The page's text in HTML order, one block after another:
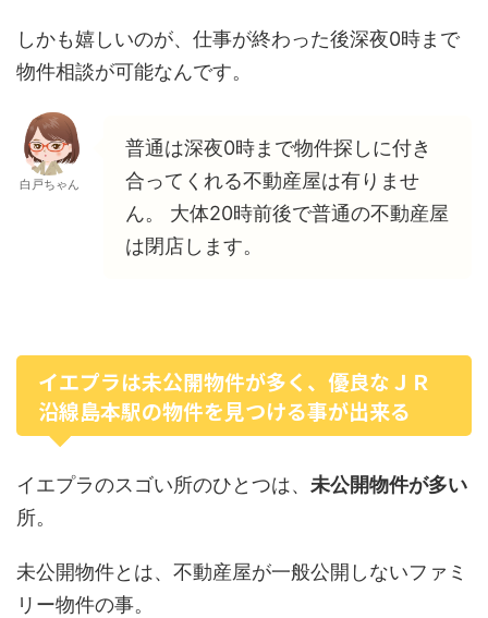
しかも嬉しいのが、仕事が終わった後深夜0時まで
物件相談が可能なんです。
白戸ちゃん
普通は深夜0時まで物件探しに付き
合ってくれる不動産屋は有りませ
ん。 大体20時前後で普通の不動産屋
は閉店します。
イエプラは未公開物件が多く、優良なＪＲ
沿線島本駅の物件を見つける事が出来る
イエプラのスゴい所のひとつは、 未公開物件が多い
所。
未公開物件とは、不動産屋が一般公開しないファミ
リー物件の事。